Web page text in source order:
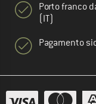
Porto franco
(IT)
Pagamento